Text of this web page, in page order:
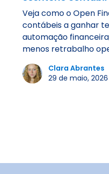
Veja como o Open
contábeis a ganhar
automação
menos retrabalho
Clara Abrantes
29 de maio, 2026